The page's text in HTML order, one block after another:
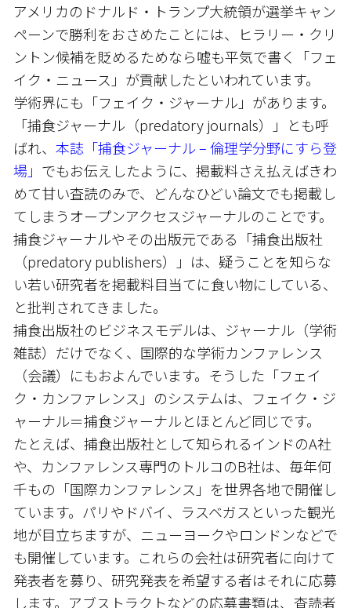
アメリカのドナルド・トランプ大統領が選挙キャン
ペーンで勝利をおさめたことには、ヒラリー・クリ
ントン候補を貶めるためなら嘘も平気で書く「フェ
イク・ニュース」が貢献したといわれています。
学術界にも「フェイク・ジャーナル」があります。
「捕食ジャーナル（predatory journals）」とも呼
ばれ、 本誌「捕食ジャーナル – 倫理学分野にすら登
場」 でもお伝えしたように、掲載料さえ払えばきわ
めて甘い査読のみで、どんなひどい論文でも掲載し
てしまうオープンアクセスジャーナルのことです。
捕食ジャーナルやその出版元である「捕食出版社
（predatory publishers）」は、疑うことを知らな
い若い研究者を掲載料目当てに食い物にしている、
と批判されてきました。
捕食出版社のビジネスモデルは、ジャーナル（学術
雑誌）だけでなく、国際的な学術カンファレンス
（会議）にもおよんでいます。そうした「フェイ
ク・カンファレンス」のシステムは、フェイク・ジ
ャーナル＝捕食ジャーナルとほとんど同じです。
たとえば、捕食出版社として知られるインドのA社
や、カンファレンス専門のトルコのB社は、毎年何
千もの「国際カンファレンス」を世界各地で開催し
ています。パリやドバイ、ラスベガスといった観光
地が目立ちますが、ニューヨークやロンドンなどで
も開催しています。これらの会社は研究者に向けて
発表者を募り、研究発表を希望する者はそれに応募
します。アブストラクトなどの応募書類は、査読者